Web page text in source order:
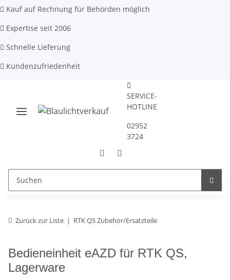
Kauf auf Rechnung für Behörden möglich
Expertise seit 2006
Schnelle Lieferung
Kundenzufriedenheit
SERVICE-
HOTLINE
02952
3724
Zurück zur Liste RTK QS Zubehör/Ersatzteile
Bedieneinheit eAZD für RTK QS,
Lagerware